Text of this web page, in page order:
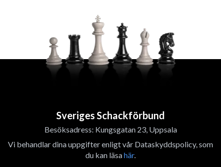
Sveriges Schackförbund
Besöksadress: Kungsgatan 23, Uppsala
Vi behandlar dina uppgifter enligt vår Dataskyddspolicy, som
du kan läsahär.